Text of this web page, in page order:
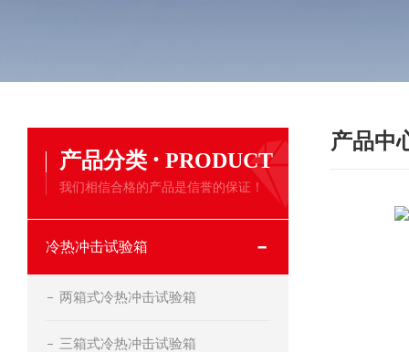
产品分类 · PRODUCT
我们相信合格的产品是信誉的保证！
冷热冲击试验箱
两箱式冷热冲击试验箱
三箱式冷热冲击试验箱
产品中